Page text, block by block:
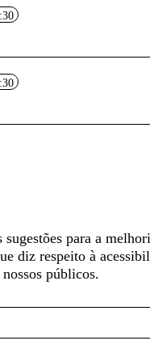
sugestões para a
diz respeito à
públicos.